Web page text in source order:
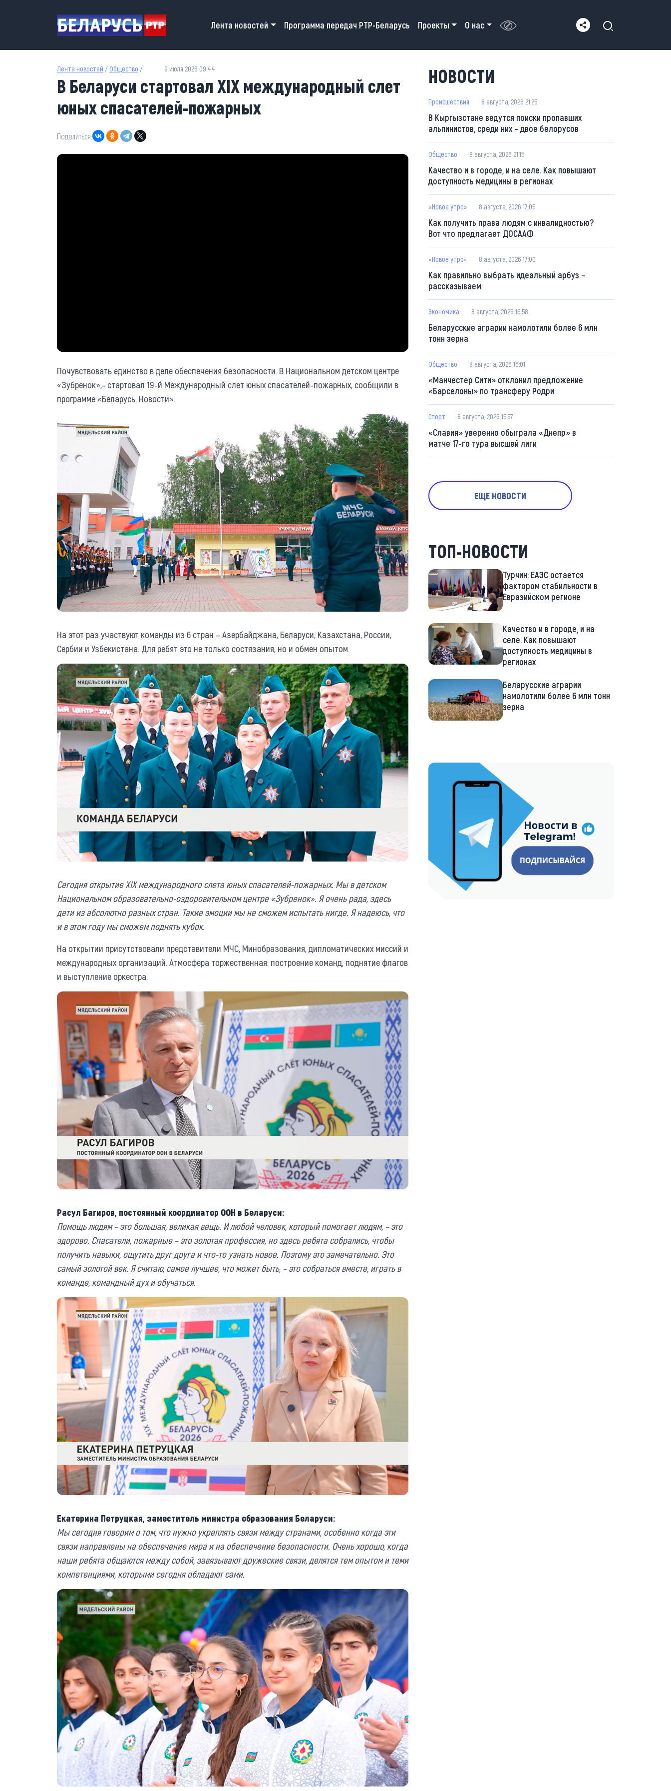
Main navigation
Лента новостей Программа передач РТР-Беларусь Проекты О нас
Лента новостей / Общество / 9 июля 2026 09:44
В Беларуси стартовал XIX международный слет
юных спасателей-пожарных
Поделиться:
Почувствовать единство в деле обеспечения безопасности. В Национальном детском центре
«Зубренок»,- стартовал 19-й Международный слет юных спасателей-пожарных, сообщили в
программе «Беларусь. Новости».
На этот раз участвуют команды из 6 стран – Азербайджана, Беларуси, Казахстана, России,
Сербии и Узбекистана. Для ребят это не только состязания, но и обмен опытом.
Сегодня открытие XIX международного слета юных спасателей-пожарных. Мы в детском
Национальном образовательно-оздоровительном центре «Зубренок». Я очень рада, здесь
дети из абсолютно разных стран. Такие эмоции мы не сможем испытать нигде. Я надеюсь, что
и в этом году мы сможем поднять кубок.
На открытии присутствовали представители МЧС, Минобразования, дипломатических миссий и
международных организаций. Атмосфера торжественная: построение команд, поднятие флагов
и выступление оркестра.
Расул Багиров, постоянный координатор ООН в Беларуси:
Помощь людям – это большая, великая вещь. И любой человек, который помогает людям, – это
здорово. Cпасатели, пожарные – это золотая профессия, но здесь ребята собрались, чтобы
получить навыки, ощутить друг друга и что-то узнать новое. Поэтому это замечательно. Это
самый золотой век. Я считаю, самое лучшее, что может быть, – это собраться вместе, играть в
команде, командный дух и обучаться.
Екатерина Петруцкая, заместитель министра образования Беларуси:
Мы сегодня говорим о том, что нужно укреплять связи между странами, особенно когда эти
связи направлены на обеспечение мира и на обеспечение безопасности. Очень хорошо, когда
наши ребята общаются между собой, завязывают дружеские связи, делятся тем опытом и теми
компетенциями, которыми сегодня обладают сами.
НОВОСТИ
Происшествия 8 августа, 2026 21:25
В Кыргызстане ведутся поиски пропавших
альпинистов, среди них – двое белорусов
Общество 8 августа, 2026 21:15
Качество и в городе, и на селе. Как повышают
доступность медицины в регионах
«Новое утро» 8 августа, 2026 17:05
Как получить права людям с инвалидностью?
Вот что предлагает ДОСААФ
«Новое утро» 8 августа, 2026 17:00
Как правильно выбрать идеальный арбуз –
рассказываем
Экономика 8 августа, 2026 16:58
Беларусские аграрии намолотили более 6 млн
тонн зерна
Общество 8 августа, 2026 16:01
«Манчестер Сити» отклонил предложение
«Барселоны» по трансферу Родри
Спорт 8 августа, 2026 15:57
«Славия» уверенно обыграла «Днепр» в
матче 17-го тура высшей лиги
ЕЩЕ НОВОСТИ
ТОП-НОВОСТИ
Турчин: ЕАЭС остается
фактором стабильности в
Евразийском регионе
Качество и в городе, и на
селе. Как повышают
доступность медицины в
регионах
Беларусские аграрии
намолотили более 6 млн тонн
зерна
https://t.me/minskctvby